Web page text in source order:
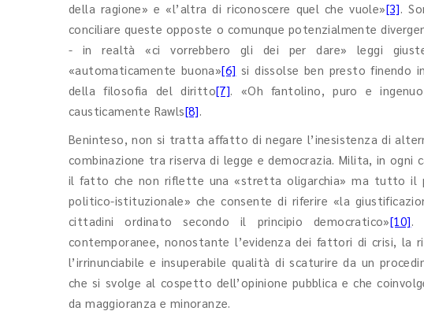
della ragione» e «l’altra di riconoscere quel che vuole»[3].
conciliare queste opposte o comunque potenzialmente
- in realtà «ci vorrebbero gli dei per dare» leggi
«automaticamente buona»[6] si dissolse ben presto finendo
della filosofia del diritto[7]. «Oh fantolino, puro e
causticamente Rawls[8].
Beninteso, non si tratta affatto di negare l’inesistenza di
combinazione tra riserva di legge e democrazia. Milita, in ogni
il fatto che non riflette una «stretta oligarchia» ma tutto il
politico-istituzionale» che consente di riferire «la
cittadini ordinato secondo il principio democratico»[10].
contemporanee, nonostante l’evidenza dei fattori di crisi, la
l’irrinunciabile e insuperabile qualità di scaturire da un
che si svolge al cospetto dell’opinione pubblica e che
da maggioranza e minoranze.